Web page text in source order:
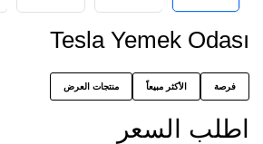
Tesla Yemek Odası
فرصة الأكثر مبيعاً منتجات العرض
اطلب السعر